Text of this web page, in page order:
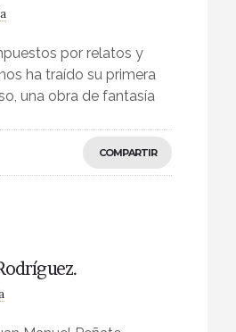
por relatos y
ha traído su primera
una obra de fantasía
COMPARTIR